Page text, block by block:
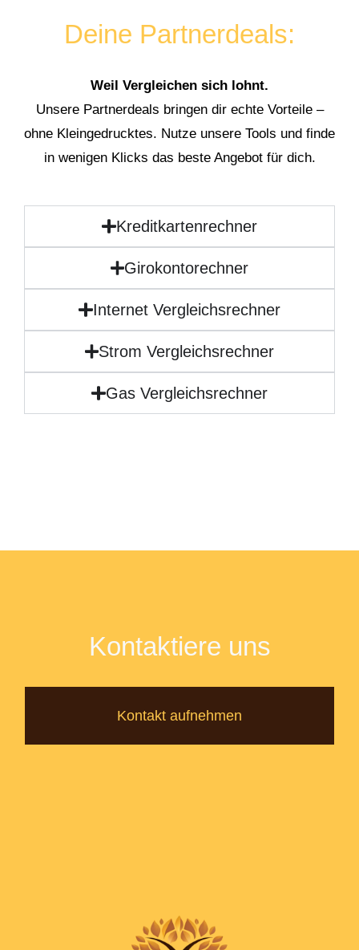
Deine Partnerdeals:
Weil Vergleichen sich lohnt.
Unsere Partnerdeals bringen dir echte Vorteile –
ohne Kleingedrucktes. Nutze unsere Tools und finde
in wenigen Klicks das beste Angebot für dich.
Kreditkartenrechner
Girokontorechner
Internet Vergleichsrechner
Strom Vergleichsrechner
Gas Vergleichsrechner
Kontaktiere uns
Kontakt aufnehmen